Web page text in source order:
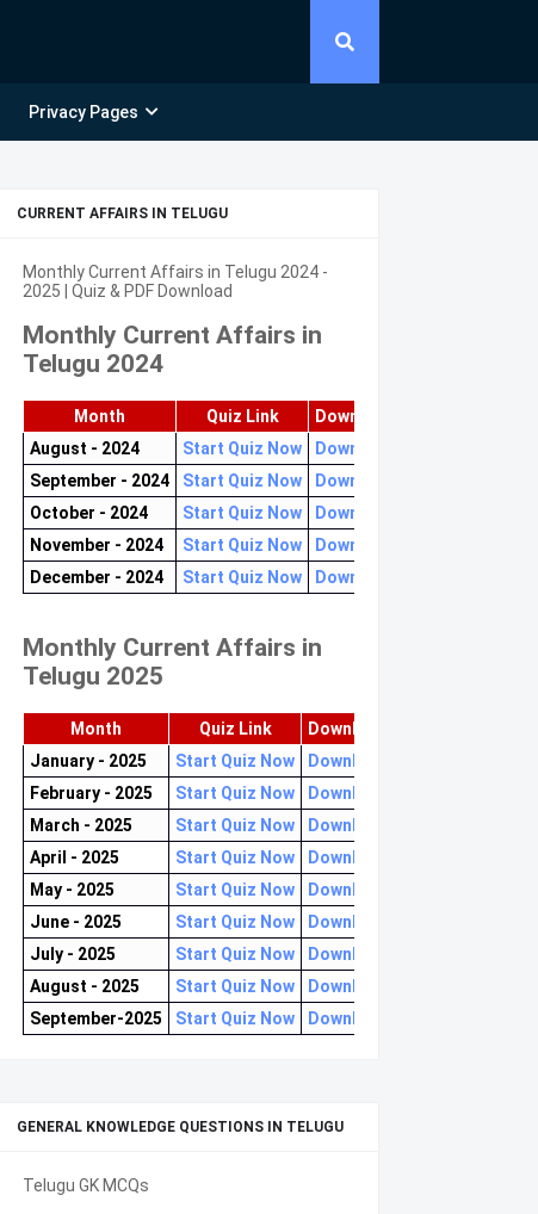
Privacy Pages
CURRENT AFFAIRS IN TELUGU
Monthly Current Affairs in Telugu 2024 -
2025 | Quiz & PDF Download
Monthly Current Affairs in
Telugu 2024
Month Quiz Link
Download PDF
August - 2024
Start Quiz Now
Download now
September - 2024
Start Quiz Now
Download now
October - 2024
Start Quiz Now
Download now
November - 2024
Start Quiz Now
Download now
December - 2024
Start Quiz Now Download now
Monthly Current Affairs in
Telugu 2025
Month Quiz Link
Download PDF
January - 2025
Start Quiz Now
Download now
February - 2025
Start Quiz Now
Download now
March - 2025
Start Quiz Now
Download now
April - 2025
Start Quiz Now
Download now
May - 2025
Start Quiz Now
Download now
June - 2025
Start Quiz Now
Download now
July - 2025
Start Quiz Now
Download now
August - 2025
Start Quiz Now
Download now
September-2025
Start Quiz Now Download now
GENERAL KNOWLEDGE QUESTIONS IN TELUGU
Telugu GK MCQs